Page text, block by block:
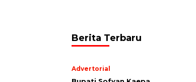
Berita Terbaru
Advertorial